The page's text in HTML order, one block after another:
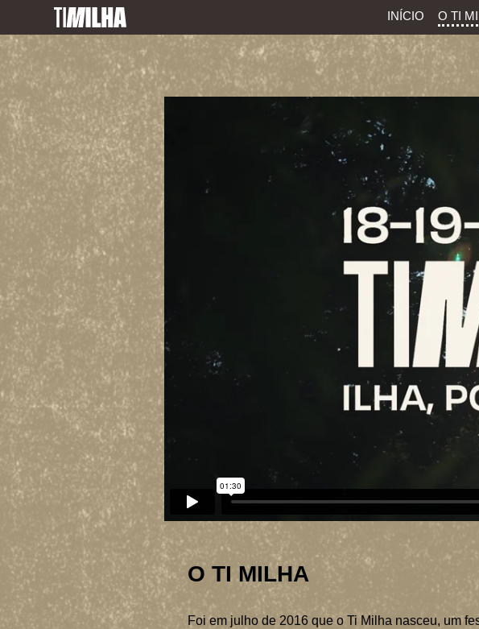
INÍCIO O TI
O TI MILHA
Foi em julho de 2016 que o Ti Milha nasceu, um